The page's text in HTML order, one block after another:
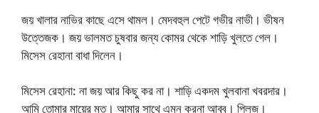
জয় খালার নাভির কাছে এসে থামল। মেদবহুল পেটে গভীর নাভী। ভীষন
উত্তেজক। জয় ভালমত চুষবার জন্য কোমর থেকে শাড়ি খুলতে গেল।
মিসেস রেহানা বাধা দিলেন।
মিসেস রেহানা: না জয় আর কিছু কর না। শাড়ি একদম খুলবানা খবরদার।
আমি তোমার মায়ের মত। আমার সাথে এমন করনা আব্বু। প্লিজ।